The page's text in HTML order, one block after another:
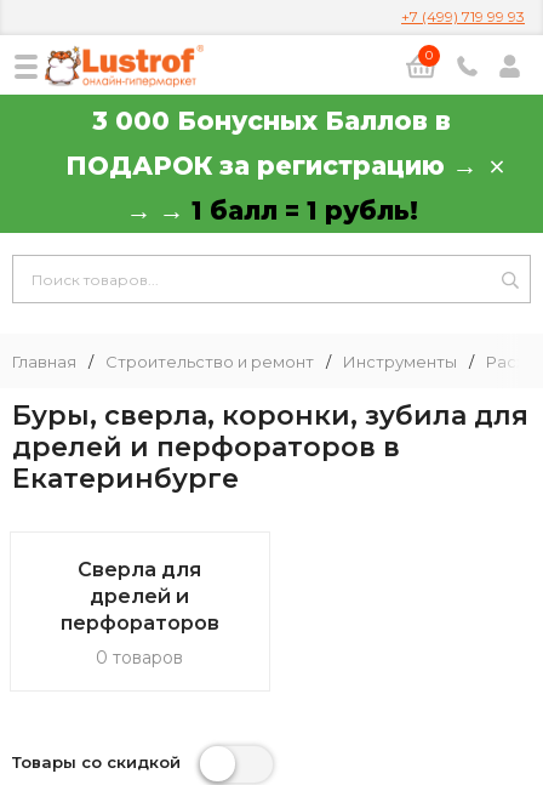
+7 (499) 719 99 93
0
3 000 Бонусных Баллов в
ПОДАРОК за регистрацию →
→ → 1 балл = 1 рубль!
Главная / Строительство и ремонт / Инструменты /
Буры, сверла, коронки, зубила для
дрелей и перфораторов в
Екатеринбурге
Сверла для
дрелей и
перфораторов
0 товаров
Товары со скидкой